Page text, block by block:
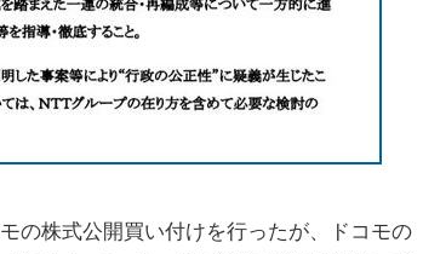
の株式公開買い付けを行ったが、ドコモの